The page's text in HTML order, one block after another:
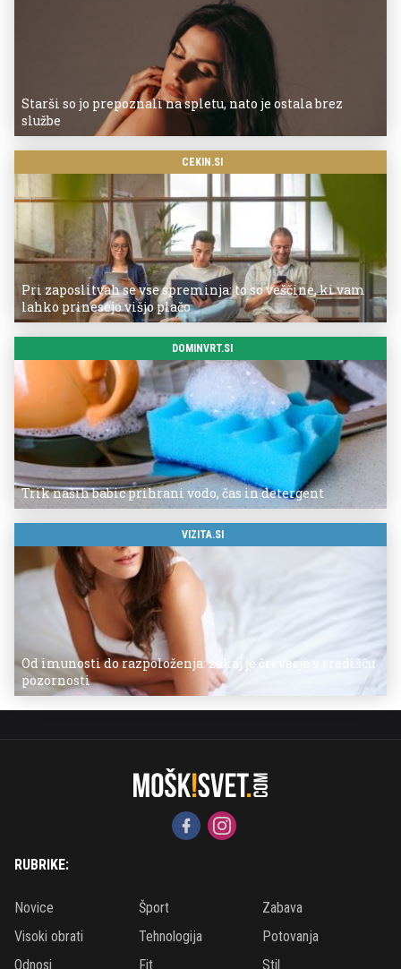
Starši so jo prepoznali na spletu, nato je ostala brez
službe
CEKIN.SI
Pri zaposlitvah se vse spreminja: to so veščine, ki vam
lahko prinesejo višjo plačo
DOMINVRT.SI
Trik naših babic prihrani vodo, čas in detergent
VIZITA.SI
Od imunosti do razpoloženja: zakaj je črevesje v središču
pozornosti
RUBRIKE:
Novice Šport
Zabava
Visoki obrati
Tehnologija
Potovanja
Odnosi
Fit Stil